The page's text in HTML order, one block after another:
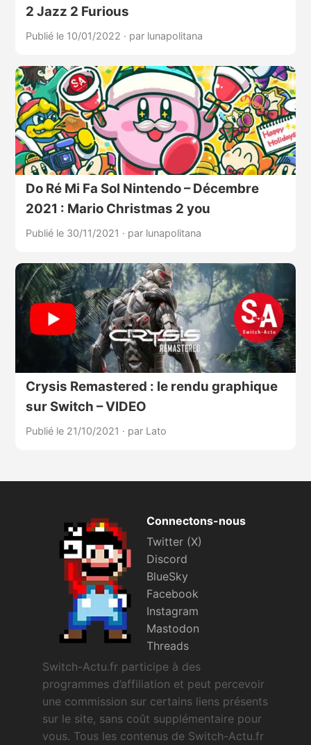
2 Jazz 2 Furious
Publié le 10/01/2022 · par lunapolitana
Do Ré Mi Fa Sol Nintendo – Décembre
2021 : Mario Christmas 2 you
Publié le 30/11/2021 · par lunapolitana
Crysis Remastered : le rendu graphique
sur Switch – VIDEO
Publié le 21/10/2021 · par Lato
Connectons-nous
Twitter (X)
Discord
BlueSky
Facebook
Instagram
Mastodon
Threads
Switch-Actu.fr participe à des
programmes d’affiliation et peut percevoir
une commission sur certains liens présents
sur le site, sans coût supplémentaire pour
vous. Tous les contenus de Switch-Actu.fr